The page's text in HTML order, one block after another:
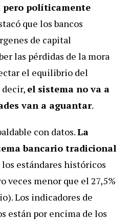
políticamente
que los bancos
de capital
las pérdidas de la mora
el equilibrio del
el sistema no va a
van a aguantar.
con datos.La
bancario tradicional
los estándares históricos
veces menor que el 27,5%
Los indicadores de
están por encima de los